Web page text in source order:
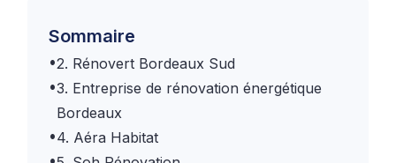
Sommaire
•2. Rénovert Bordeaux Sud
•3. Entreprise de rénovation énergétique
Bordeaux
•4. Aéra Habitat